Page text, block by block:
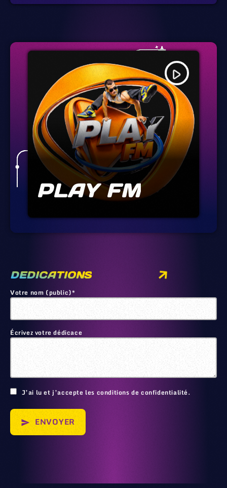
play_arrow
PLAY FM
DEDICATIONS
Votre nom (public)*
Écrivez votre dédicace
J’ai lu et j’accepte les conditions de confidentialité.
send ENVOYER